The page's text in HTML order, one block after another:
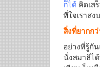
ก็ได้ คิดเส
ที่ใจเราส
สิ่งที่ยากก
อย่างที่รู้กั
นั่งสมาธิไ